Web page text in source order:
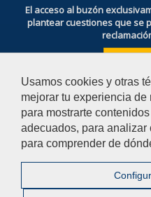
Usamos cookies y otras
mejorar tu experiencia
para mostrarte
adecuados, para analizar
para comprender de
El acceso al buzón
plantear cuestiones que se
Aviso Legal